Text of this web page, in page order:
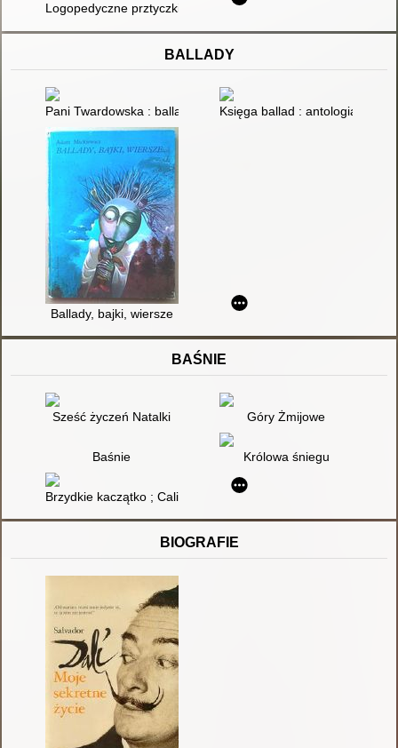
Logopedyczne prztyczki
BALLADY
Pani Twardowska : ballada Księga ballad : antologia
Ballady, bajki, wiersze
BAŚNIE
Sześć życzeń Natalki Góry Żmijowe
Baśnie Królowa śniegu
Brzydkie kaczątko ; Calineczka
BIOGRAFIE